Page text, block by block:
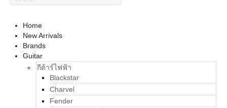
Home
New Arrivals
Brands
Guitar
กีต้าร์ไฟฟ้า
Blackstar
Charvel
Fender